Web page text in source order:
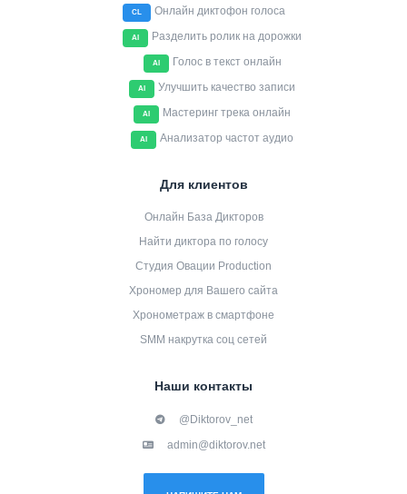
CL Онлайн диктофон голоса
AI Разделить ролик на дорожки
AI Голос в текст онлайн
AI Улучшить качество записи
AI Мастеринг трека онлайн
AI Анализатор частот аудио
Для клиентов
Онлайн База Дикторов
Найти диктора по голосу
Студия Овации Production
Хрономер для Вашего сайта
Хронометраж в смартфоне
SMM накрутка соц сетей
Наши контакты
@Diktorov_net
admin@diktorov.net